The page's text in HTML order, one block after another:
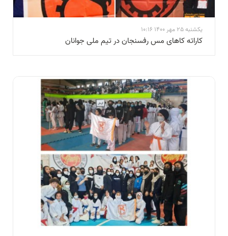
یکشنبه 25 مهر 1400 10:16
کاراته کاهای مس رفسنجان در تیم ملی جوانان